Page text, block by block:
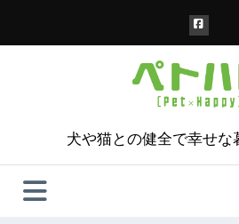
犬や猫との健全で幸せな